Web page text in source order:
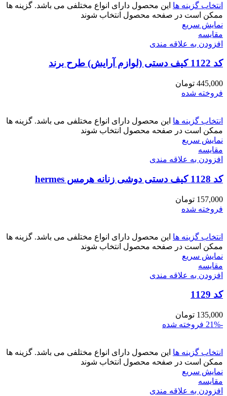
انتخاب گزینه ها این محصول دارای انواع مختلفی می باشد. گزینه ها
ممکن است در صفحه محصول انتخاب شوند
نمایش سریع
مقايسه
افزودن به علاقه مندی
کد 1122 کیف دستی (لوازم آرایش) طرح برند
445,000 تومان
فروخته شده
انتخاب گزینه ها این محصول دارای انواع مختلفی می باشد. گزینه ها
ممکن است در صفحه محصول انتخاب شوند
نمایش سریع
مقايسه
افزودن به علاقه مندی
کد 1128 کیف دستی دوشی زنانه هرمس hermes
157,000 تومان
فروخته شده
انتخاب گزینه ها این محصول دارای انواع مختلفی می باشد. گزینه ها
ممکن است در صفحه محصول انتخاب شوند
نمایش سریع
مقايسه
افزودن به علاقه مندی
کد 1129
135,000 تومان
-21%
فروخته شده
انتخاب گزینه ها این محصول دارای انواع مختلفی می باشد. گزینه ها
ممکن است در صفحه محصول انتخاب شوند
نمایش سریع
مقايسه
افزودن به علاقه مندی